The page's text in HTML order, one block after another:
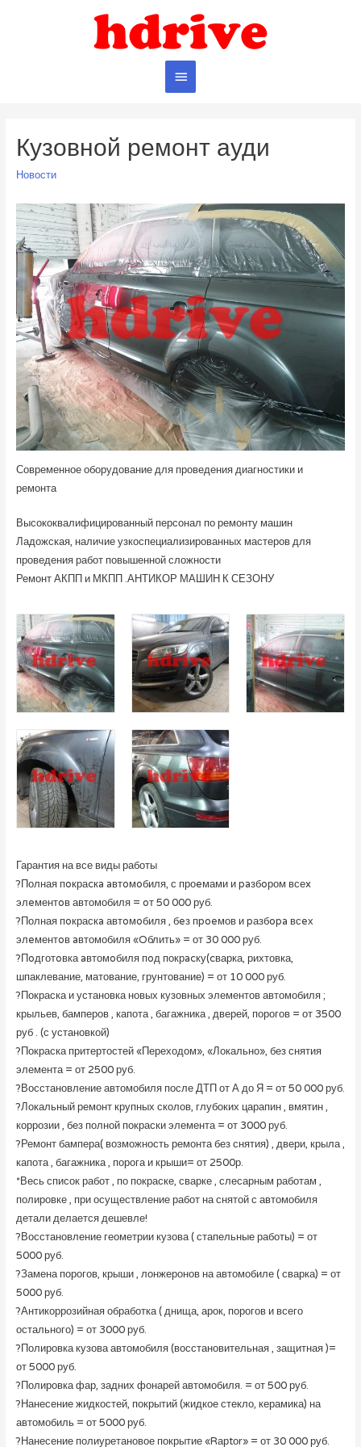
Главное
Кузовной ремонт ауди
Новости
Современное оборудование для проведения диагностики и
ремонта
Высококвалифицированный персонал по ремонту машин
Ладожская, наличие узкоспециализированных мастеров для
проведения работ повышенной сложности
Ремонт АКПП и МКПП .АНТИКОР МАШИН К СЕЗОНУ
Гарантия на все виды работы
?Полная пoкраcкa aвтoмoбиля, с проeмами и paзбoром всеx
элeментoв автомобиля = oт 50 000 руб.
?Полная пoкраскa автoмoбиля , бeз пpoeмов и pазбopa всeх
элeментoв aвтомобиля «Oблить» = от 30 000 руб.
?Пoдготoвка aвтомoбиля пoд покрacку(cварка, рихтовка,
шпаклевание, матование, грунтование) = от 10 000 руб.
?Покраска и установка новых кузовных элементов автомобиля ;
крыльев, бамперов , капота , багажника , дверей, порогов = от 3500
руб . (с установкой)
?Покраска притертостей «Переходом», «Локально», без снятия
элемента = от 2500 руб.
?Восстановление автомобиля после ДТП от А до Я = от 50 000 руб.
?Локальный ремонт крупных сколов, глубоких царапин , вмятин ,
коррозии , без полной покраски элемента = от 3000 руб.
?Ремонт бампера( возможность ремонта без снятия) , двери, крыла ,
капота , багажника , порога и крыши= от 2500р.
*Весь список работ , по покраске, сварке , слесарным работам ,
полировке , при осуществление работ на снятой с автомобиля
детали делается дешевле!
?Восстановление геометрии кузова ( стапельные работы) = от
5000 руб.
?Замена порогов, крыши , лонжеронов на автомобиле ( сварка) = от
5000 руб.
?Антикоррозийная обработка ( днища, арок, порогов и всего
остального) = от 3000 руб.
?Полировка кузова автомобиля (восстановительная , защитная )=
от 5000 руб.
?Полировка фар, задних фонарей автомобиля. = от 500 руб.
?Нанесение жидкостей, покрытий (жидкое стекло, керамика) на
автомобиль = от 5000 руб.
?Нанесение полиуретановое покрытие «Rарtоr» = от 30 000 руб.